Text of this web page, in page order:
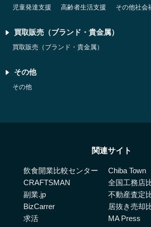
児童発達支援
高齢者生活支援 その他社会
買取販売（ブランド・貴金属）
買取販売（ブランド・貴金属）
その他
その他
関連サイト
飲食開業比較センター
CRAFTSMAN
副業.jp
BizCarrer
求活
Chiba Town
全国工務店
不動産査定
居抜き売却
MA Press